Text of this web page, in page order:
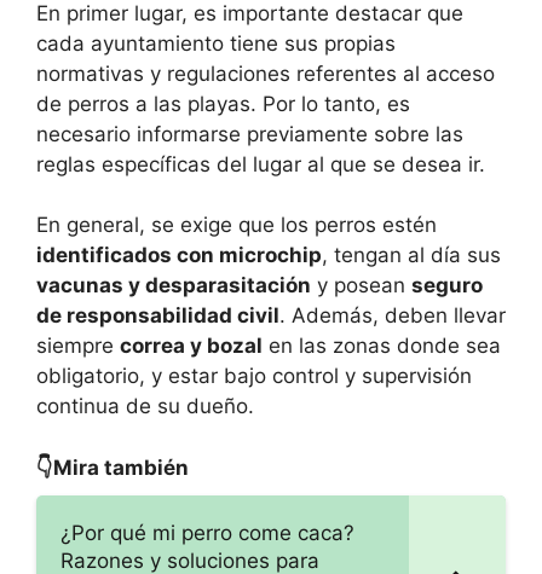
En primer lugar, es importante destacar que
cada ayuntamiento tiene sus propias
normativas y regulaciones referentes al acceso
de perros a las playas. Por lo tanto, es
necesario informarse previamente sobre las
reglas específicas del lugar al que se desea ir.
En general, se exige que los perros estén
identificados con microchip, tengan al día sus
vacunas y desparasitación y posean seguro
de responsabilidad civil. Además, deben llevar
siempre correa y bozal en las zonas donde sea
obligatorio, y estar bajo control y supervisión
continua de su dueño.
👇Mira también
¿Por qué mi perro come caca?
Razones y soluciones para